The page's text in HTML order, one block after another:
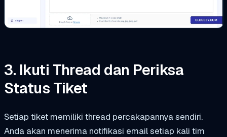
3. Ikuti Thread dan Periksa
Status Tiket
Setiap tiket memiliki thread percakapannya sendiri.
Anda akan menerima notifikasi email setiap kali tim